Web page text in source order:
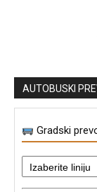
AUTOBUSKI
Gradski